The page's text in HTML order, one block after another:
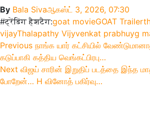
By Bala Sivaஆகஸ்ட் 3, 2026, 07:30
#ट्रेंडिंग हैशटैग:goat movieGOAT Trailer
vijayThalapathy Vijyvenkat prabhuyg
Post
navigation
Previous Previous
post:
நாங்க யார் கட்சியில்
கடுப்பாகி கத்திய வெங்கட்பிரபு…
Next Next
post:
விஜய் சாரின் இறுதிப் படத்தை இந்த
போறேன்… H வினோத் பகிர்வு…